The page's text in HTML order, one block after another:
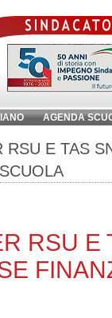
AGENDA
E TAS
RSU E